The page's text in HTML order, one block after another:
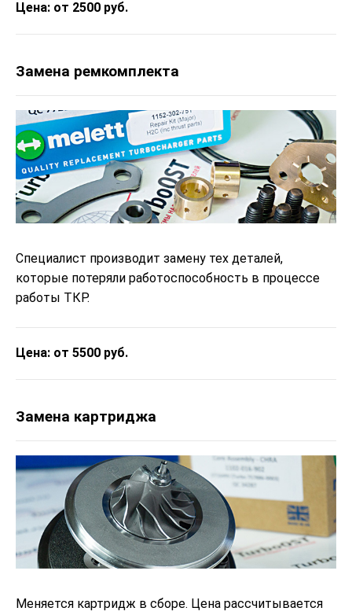
Цена: от 2500 руб.
Замена ремкомплекта
Специалист производит замену тех деталей,
которые потеряли работоспособность в процессе
работы ТКР.
Цена: от 5500 руб.
Замена картриджа
Меняется картридж в сборе. Цена рассчитывается